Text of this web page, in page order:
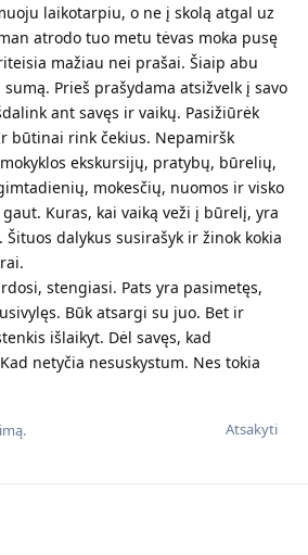
laikotarpiu, o ne į skolą atgal uz
atrodo tuo metu tėvas moka pusę
mažiau nei prašai. Šiaip abu
Prieš prašydama atsižvelk į savo
ant savęs ir vaikų. Pasižiūrėk
būtinai rink čekius. Nepamiršk
ekskursijų, pratybų, būrelių,
mokesčių, nuomos ir visko
Kuras, kai vaiką veži į būrelį, yra
Šituos dalykus susirašyk ir žinok kokia
stengiasi. Pats yra pasimetęs,
Būk atsargi su juo. Bet ir
išlaikyt. Dėl savęs, kad
netyčia nesuskystum. Nes tokia
Atsakyti